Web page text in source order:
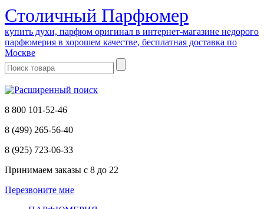
Cтоличный Парфюмер
купить духи, парфюм оригинал в интернет-магазине недорого
парфюмерия в хорошем качестве, бесплатная доставка по
Москве
8 800 101-52-46
8 (499) 265-56-40
8 (925) 723-06-33
Принимаем заказы с 8 до 22
Перезвоните мне